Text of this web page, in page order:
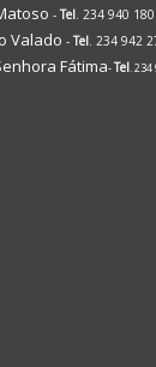
- Tel. 234 940 180
Valado - Tel. 234 942
Fátima-Tel. 234